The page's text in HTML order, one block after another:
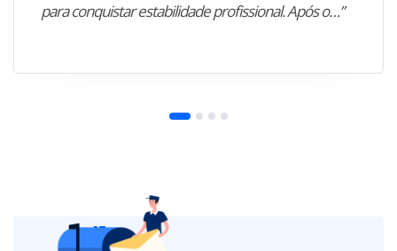
para conquistar estabilidade profissional. Após o…”